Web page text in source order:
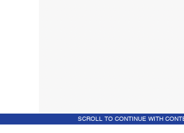
SCROLL TO CONTINUE WITH